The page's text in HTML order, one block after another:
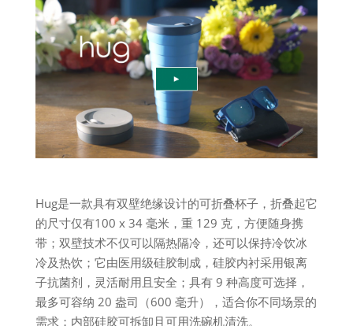
Hug是一款具有双壁绝缘设计的可折叠杯子，折叠起它
的尺寸仅有100 x 34 毫米，重 129 克，方便随身携
带；双壁技术不仅可以隔热隔冷，还可以保持冷饮冰
冷及热饮；它由医用级硅胶制成，硅胶内衬采用银离
子抗菌剂，灵活耐用且安全；具有 9 种高度可选择，
最多可容纳 20 盎司（600 毫升），适合你不同场景的
需求；内部硅胶可拆卸且可用洗碗机清洗。